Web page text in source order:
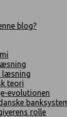
blog?
læsning
teori
evolutionen
rolle